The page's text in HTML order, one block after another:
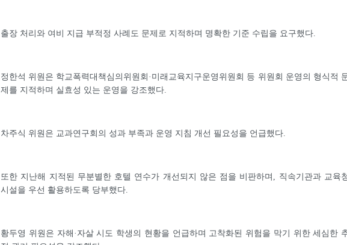
출장 처리와 여비 지급 부적정 사례도 문제로 지적하며 명확한 기준 수립을 요구했다.
정한석 위원은 학교폭력대책심의위원회·미래교육지구운영위원회 등 위원회 운영의 형식적
제를 지적하며 실효성 있는 운영을 강조했다.
차주식 위원은 교과연구회의 성과 부족과 운영 지침 개선 필요성을 언급했다.
또한 지난해 지적된 무분별한 호텔 연수가 개선되지 않은 점을 비판하며, 직속기관과 교육
시설을 우선 활용하도록 당부했다.
황두영 위원은 자해·자살 시도 학생의 현황을 언급하며 고착화된 위험을 막기 위한 세심한